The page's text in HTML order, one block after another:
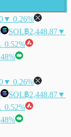
▼ 0.26%
SOL฿2,448.87▼
0.52%
▼ 0.26%
SOL฿2,448.87▼
0.52%